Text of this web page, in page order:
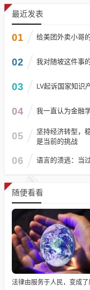
最近发表
01 给美团外卖小哥
02 我对随坡这件事
03 LV起诉国家知识
04 我一直认为金融
05
坚持经济转型，
是当前的挑战
06 语言的溃逃：当
随便看看